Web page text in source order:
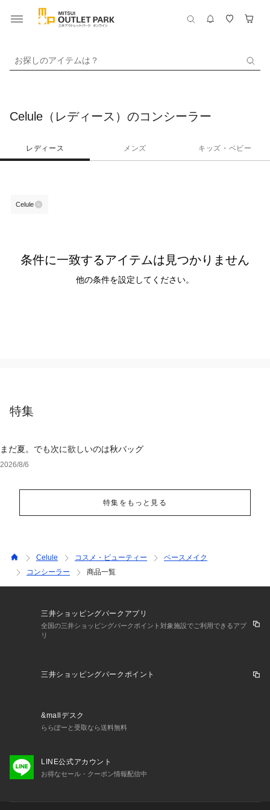
お探しのアイテムは？
Celule（レディース）のコンシーラー
レディース メンズ キッズ・ベビー
Celule
条件に一致するアイテムは見つかりません
他の条件を設定してください。
特集
まだ夏。でも次に欲しいのは秋バッグ
2026/8/6
特集をもっと見る
Celule コスメ・ビューティー
ベースメイク
コンシーラー
商品一覧
三井ショッピングパークアプリ
全国の三井ショッピングパークポイント対象施設でご利用できるアプ
リ
三井ショッピングパークポイント
&mallデスク
ららぽーと受取なら送料無料
LINE公式アカウント
お得なセール・クーポン情報配信中